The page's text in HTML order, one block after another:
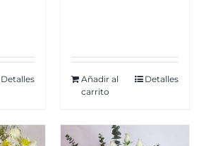
Detalles
Añadir al
carrito
Detalles